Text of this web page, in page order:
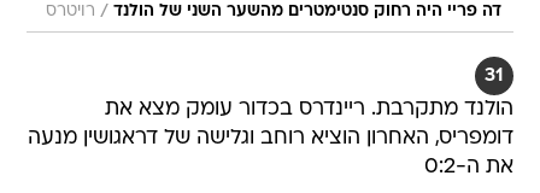
דה פריי היה רחוק סנטימטרים מהשער השני של הולנד / רויטרס
31
הולנד מתקרבת. ריינדרס בכדור עומק מצא את
דומפריס, האחרון הוציא רוחב וגלישה של דראגושין מנעה
את ה-0:2